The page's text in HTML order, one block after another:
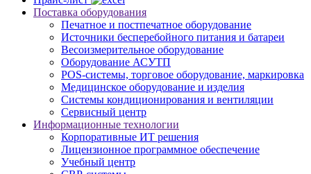
Поставка оборудования
Печатное и постпечатное оборудование
Источники бесперебойного питания и батареи
Весоизмерительное оборудование
Оборудование АСУТП
POS-системы, торговое оборудование, маркировка
Медицинское оборудование и изделия
Системы кондиционирования и вентиляции
Сервисный центр
Информационные технологии
Корпоративные ИТ решения
Лицензионное программное обеспечение
Учебный центр